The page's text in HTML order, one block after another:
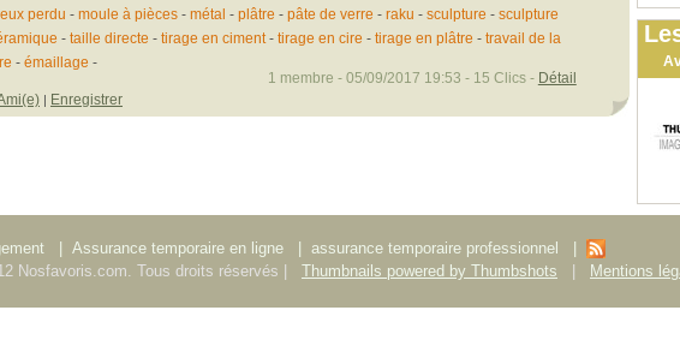
perdu - moule à pièces- métal - plâtre - pâte de verre - raku - sculpture - sculpture
- taille directe - tirage en ciment- tirage en cire - tirage en plâtre - travail de la
- émaillage -
| Enregistrer
1 membre - 05/09/2017 19:53 - 15 Clics - Détail
Assurance temporaire en ligne assurance temporaire professionnel
Nosfavoris.com. Tous droits réservés |
Thumbnails powered by Thumbshots Mentions